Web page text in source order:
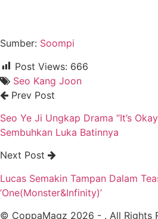
Sumber: Soompi
Post Views: 666
Seo Kang Joon
Prev Post
Seo Ye Ji Ungkap Drama “It’s
Sembuhkan Luka Batinnya
Next Post
Lucas Semakin Tampan Dalam
‘One(Monster&Infinity)’
© CoppaMagz 2026 - . All Rights